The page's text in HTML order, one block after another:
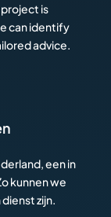
is
can identify
advice.
een in
kunnen we
zijn.